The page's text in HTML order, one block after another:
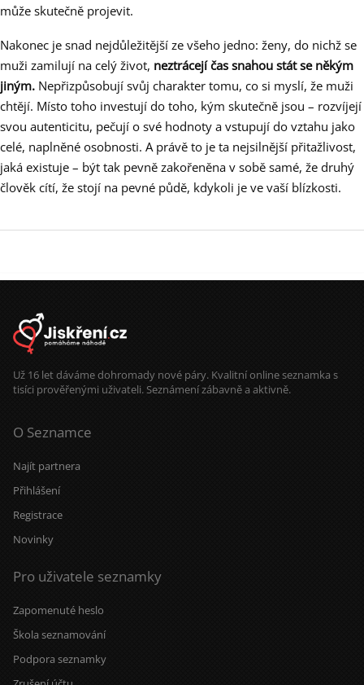
může skutečně projevit.
Nakonec je snad nejdůležitější ze všeho jedno: ženy, do nichž se
muži zamilují na celý život, neztrácejí čas snahou stát se někým
jiným. Nepřizpůsobují svůj charakter tomu, co si myslí, že muži
chtějí. Místo toho investují do toho, kým skutečně jsou – rozvíjejí
svou autenticitu, pečují o své hodnoty a vstupují do vztahu jako
celé, naplněné osobnosti. A právě to je ta nejsilnější přitažlivost,
jaká existuje – být tak pevně zakořeněna v sobě samé, že druhý
člověk cítí, že stojí na pevné půdě, kdykoli je ve vaší blízkosti.
Už 16 let dáváme dohromady nové páry. Kvalitní online seznamka s
tisíci prověřenými uživateli. Seznámení zábavně a aktivně.
O Seznamce
Najít partnera
Přihlášení
Registrace
Novinky
Pro uživatele seznamky
Zapomenuté heslo
Škola seznamování
Podpora seznamky